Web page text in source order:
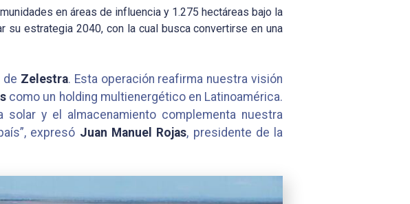
en áreas de influencia y 1.275 hectáreas bajo la
estrategia 2040, con la cual busca convertirse en una
de Zelestra. Esta operación reafirma nuestra visión
como un holding multienergético en Latinoamérica.
y el almacenamiento complementa nuestra
expresó Juan Manuel Rojas, presidente de la